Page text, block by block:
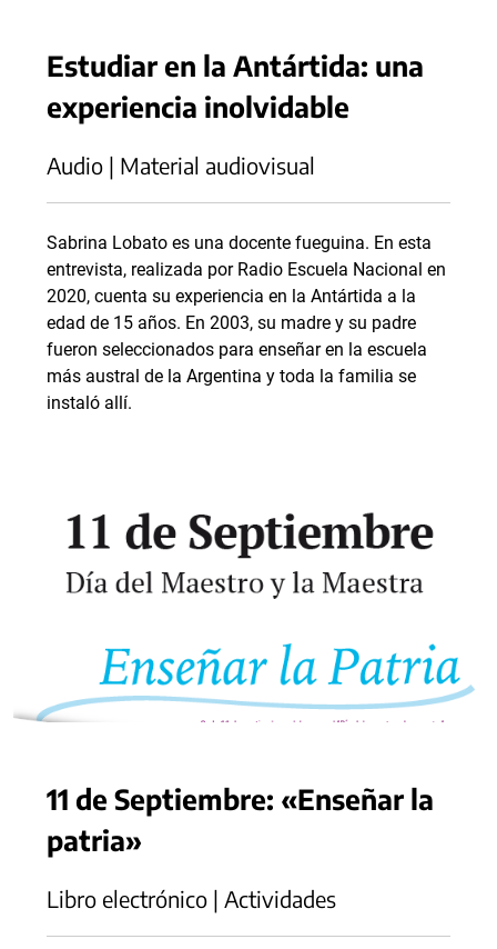
Estudiar en la Antártida: una
experiencia inolvidable
Audio | Material audiovisual
Sabrina Lobato es una docente fueguina. En esta
entrevista, realizada por Radio Escuela Nacional en
2020, cuenta su experiencia en la Antártida a la
edad de 15 años. En 2003, su madre y su padre
fueron seleccionados para enseñar en la escuela
más austral de la Argentina y toda la familia se
instaló allí.
11 de Septiembre: «Enseñar la
patria»
Libro electrónico | Actividades